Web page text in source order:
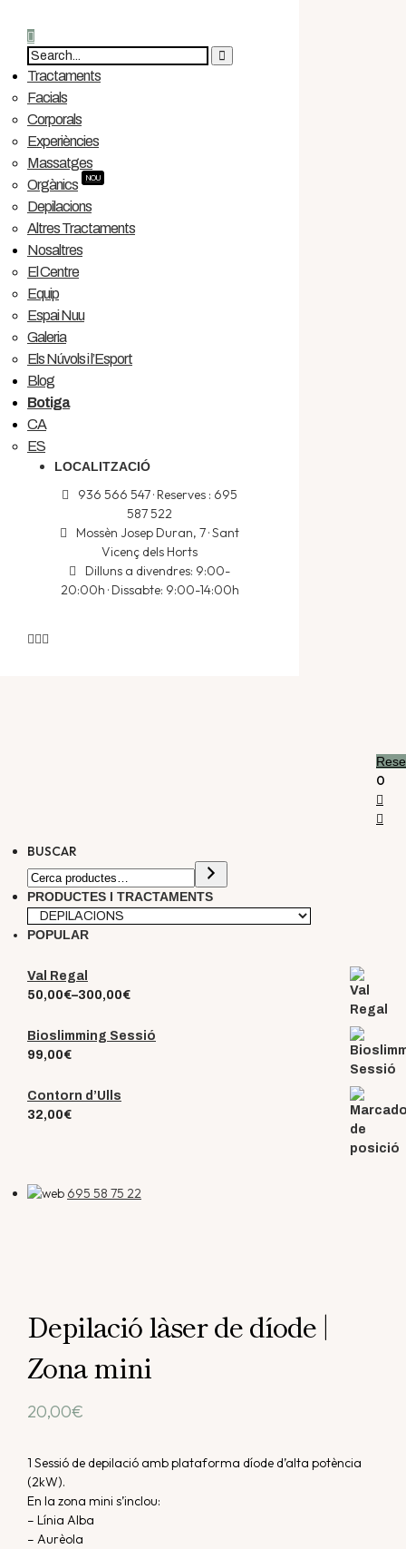
Tractaments
Facials
Corporals
Experiències
Massatges
Orgànics
NOU
Depilacions
Altres Tractaments
Nosaltres
El Centre
Equip
Espai Nuu
Galeria
Els Núvols i l’Esport
Blog
Botiga
CA
ES
LOCALITZACIÓ
936 566 547 · Reserves : 695
587 522
Mossèn Josep Duran, 7 · Sant
Vicenç dels Horts
Dilluns a divendres: 9:00-
20:00h · Dissabte: 9:00-14:00h
0
BUSCAR
PRODUCTES I TRACTAMENTS
POPULAR
Val Regal
50,00€–300,00€
Bioslimming Sessió
99,00€
Contorn d’Ulls
32,00€
695 58 75 22
Depilació làser de díode |
Zona mini
20,00€
1 Sessió de depilació amb plataforma díode d’alta potència
(2kW).
En la zona mini s’inclou:
– Línia Alba
– Aurèola